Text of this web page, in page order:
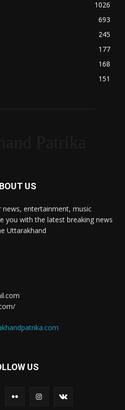
1026
693
245
177
168
151
US
entertainment, music
you with the latest breaking news
Uttarakhand
US